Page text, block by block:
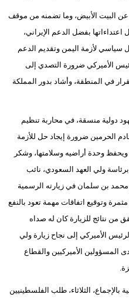
فيديو
سيارات
البيت الأبيض، وما تضمنه من موقف
بفضل الدعم الإيراني،
سياسي لأزمة اليمن وتقديم الدعم
الأميركي ضرورة التصدي إلى
في المنطقة، وأشاد بدور المملكة
دولية منسقة، في محاربة تنظيم
الحرمين ضرورة إيجاد حل للأزمة
وحدة أراضيه وسلامتها، وشكر
ولي العهد السعودي، نائب
محمد بن سلمان في زيارته الرسمية
وتوقيع اتفاقات مهمة تعود بالنفع
من نتائج للزيارة كان له صداه
الأميركي إلى نجاح زيارة ولي
المسؤولين الأميركيين والقطاع
الثلاثاء، طلب الفلسطينيين